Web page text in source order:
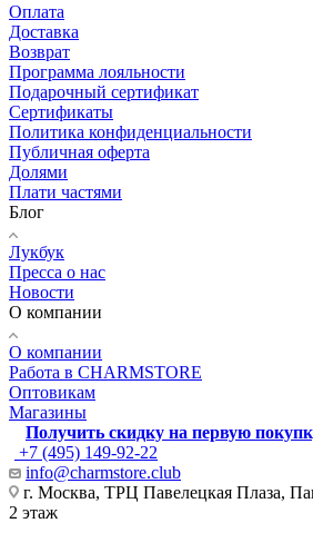
Оплата
Доставка
Возврат
Программа лояльности
Подарочный сертификат
Сертификаты
Политика конфиденциальности
Публичная оферта
Долями
Плати частями
Блог
Лукбук
Пресса о нас
Новости
О компании
О компании
Работа в CHARMSTORE
Оптовикам
Магазины
Получить скидку на первую
+7 (495) 149-92-22
info@charmstore.club
г. Москва, ТРЦ Павелецкая Плаза,
2 этаж